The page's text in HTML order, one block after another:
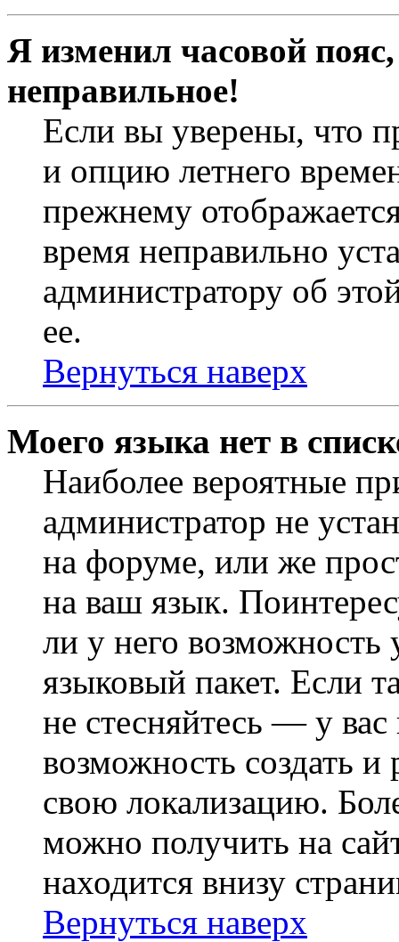
Я изменил часовой
неправильное!
Если вы уверены, что
и опцию летнего
прежнему
время неправильно
администратору об
ее.
Вернуться наверх
Моего языка нет в
Наиболее вероятные
администратор не
на форуме, или же
на ваш язык.
ли у него
языковый пакет. Если
не стесняйтесь — у вас
возможность создать
свою локализацию.
можно получить на
находится внизу
Вернуться наверх